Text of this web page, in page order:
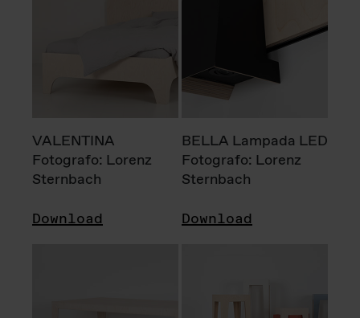
VALENTINA
Fotografo: Lorenz
Sternbach
Download
BELLA Lampada LED
Fotografo: Lorenz
Sternbach
Download